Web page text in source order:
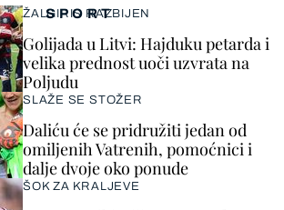
SPORT
ŽALGIRIS RAZBIJEN
Golijada u Litvi: Hajduku petarda i
velika prednost uoči uzvrata na
Poljudu
SLAŽE SE STOŽER
Daliću će se pridružiti jedan od
omiljenih Vatrenih, pomoćnici i
dalje dvoje oko ponude
ŠOK ZA KRALJEVE